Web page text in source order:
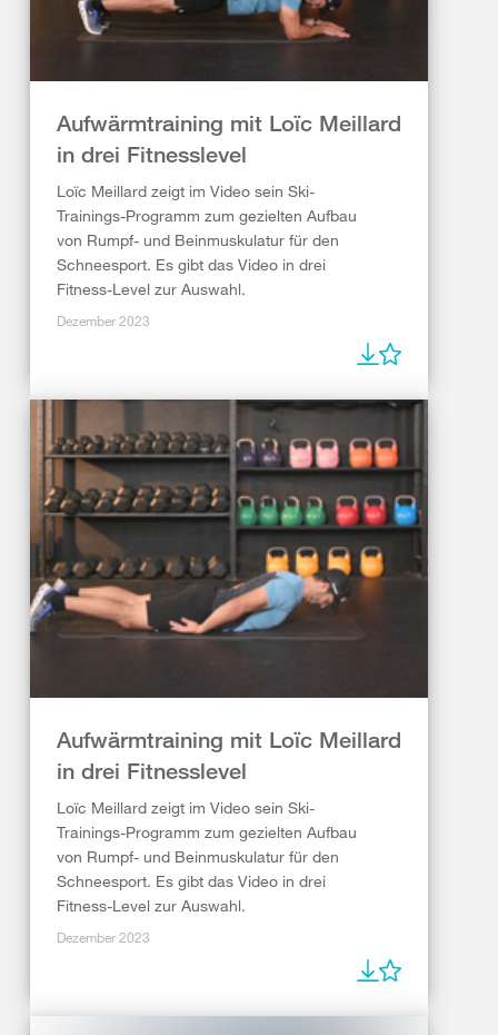
Aufwärmtraining mit Loïc Meillard
in drei Fitnesslevel
Loïc Meillard zeigt im Video sein Ski-
Trainings-Programm zum gezielten Aufbau
von Rumpf- und Beinmuskulatur für den
Schneesport. Es gibt das Video in drei
Fitness-Level zur Auswahl.
Dezember 2023
Aufwärmtraining mit Loïc Meillard
in drei Fitnesslevel
Loïc Meillard zeigt im Video sein Ski-
Trainings-Programm zum gezielten Aufbau
von Rumpf- und Beinmuskulatur für den
Schneesport. Es gibt das Video in drei
Fitness-Level zur Auswahl.
Dezember 2023